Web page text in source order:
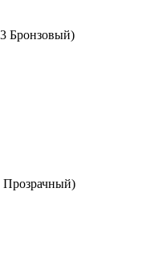
Бронзовый)
Прозрачный)